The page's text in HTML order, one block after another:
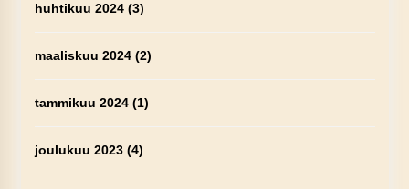
huhtikuu 2024(3)
maaliskuu 2024(2)
tammikuu 2024(1)
joulukuu 2023(4)